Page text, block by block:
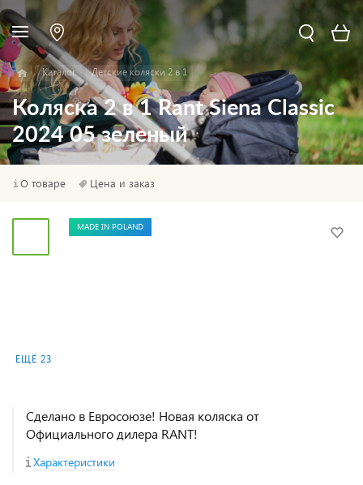
Каталог Детские коляски 2 в 1
Коляска 2 в 1 Rant Siena Classic
2024 05 зеленый
О товаре Цена и заказ
ЕЩЁ 23
MADE IN POLAND
Сделано в Евросоюзе! Новая коляска от
Официального дилера RANT!
Характеристики